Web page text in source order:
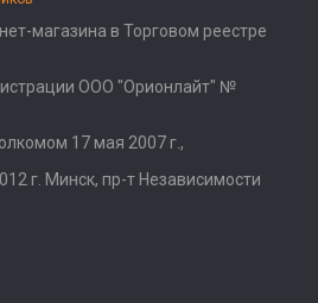
магазина в Торговом реестре
ООО "Орионлайт" №
17 мая 2007 г.,
г. Минск, пр-т Независимости